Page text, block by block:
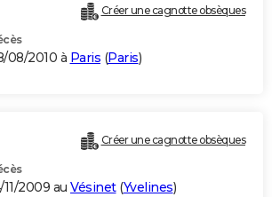
Créer une cagnotte obsèques
08/2010 à Paris (Paris)
Créer une cagnotte obsèques
11/2009 au Vésinet(Yvelines)